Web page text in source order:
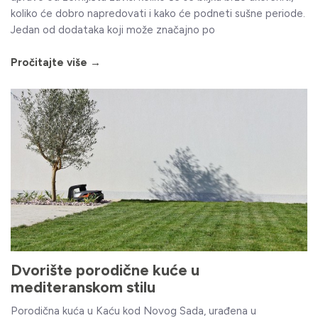
koliko će dobro napredovati i kako će podneti sušne periode.
Jedan od dodataka koji može značajno po
Pročitajte više →
Dvorište porodične kuće u
mediteranskom stilu
Porodična kuća u Kaću kod Novog Sada, urađena u